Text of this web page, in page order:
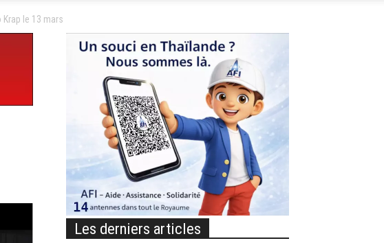
Krap le 13 mars
Les derniers articles